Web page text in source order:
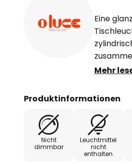
Eine
Durch
eine
Aufgrund
Mehr
Produktinformationen
Nicht
dimmbar
Leuchtmittel
nicht
enthalten